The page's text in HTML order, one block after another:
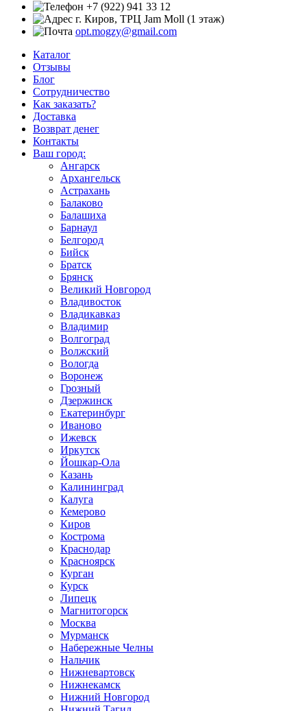
+7 (922) 941 33 12
г. Киров, ТРЦ Jam Moll (1 этаж)
opt.mogzy@gmail.com
Каталог
Отзывы
Блог
Сотрудничество
Как заказать?
Доставка
Возврат денег
Контакты
Ваш город:
Ангарск
Архангельск
Астрахань
Балаково
Балашиха
Барнаул
Белгород
Бийск
Братск
Брянск
Великий Новгород
Владивосток
Владикавказ
Владимир
Волгоград
Волжский
Вологда
Воронеж
Грозный
Дзержинск
Екатеринбург
Иваново
Ижевск
Иркутск
Йошкар-Ола
Казань
Калининград
Калуга
Кемерово
Киров
Кострома
Краснодар
Красноярск
Курган
Курск
Липецк
Магнитогорск
Москва
Мурманск
Набережные Челны
Нальчик
Нижневартовск
Нижнекамск
Нижний Новгород